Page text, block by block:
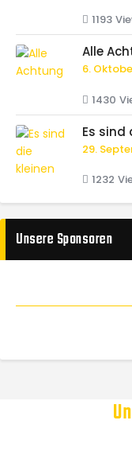
1193
Alle
6.
1430
Es sind
29.
1232
Unsere Sponsoren